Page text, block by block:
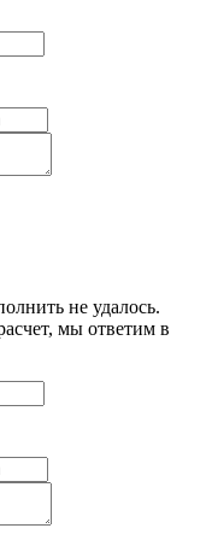
не удалось.
мы ответим в